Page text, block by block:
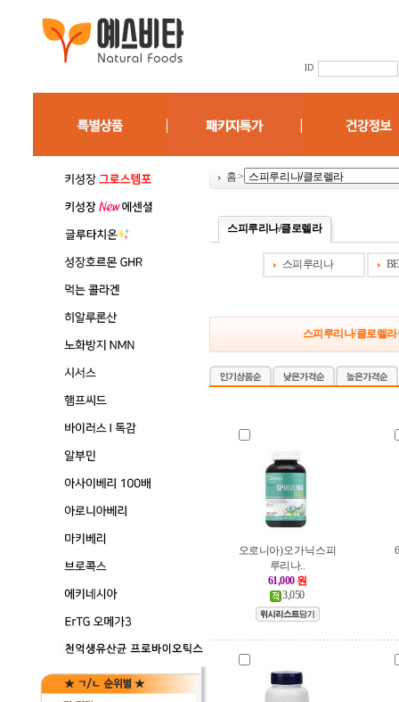
홈>
스피루리나/클로렐라
스피루리나
스피루리나/클로렐라
오로니아) 오가닉 스피
루리나..
61,000 원
3,050